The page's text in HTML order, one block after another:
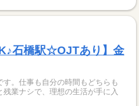
石橋駅☆OJTあり】金
。仕事も自分の時間もどちらも
業ナシで、理想の生活が手に入